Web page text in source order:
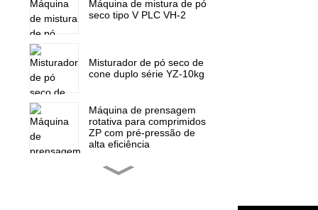
Máquina de mistura de pó
seco tipo V PLC VH-2
Misturador de pó seco de
cone duplo série YZ-10kg
Máquina de prensagem
rotativa para comprimidos
ZP com pré-pressão de
alta eficiência
Máquina de prensagem